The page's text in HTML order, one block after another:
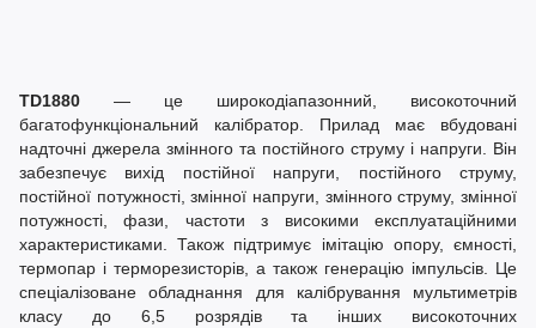
TD1880 — це широкодіапазонний, високоточний
багатофункціональний калібратор. Прилад має вбудовані
надточні джерела змінного та постійного струму і напруги. Він
забезпечує вихід постійної напруги, постійного струму,
постійної потужності, змінної напруги, змінного струму, змінної
потужності, фази, частоти з високими експлуатаційними
характеристиками. Також підтримує імітацію опору, ємності,
термопар і терморезисторів, а також генерацію імпульсів. Це
спеціалізоване обладнання для калібрування мультиметрів
класу до 6,5 розрядів та інших високоточних